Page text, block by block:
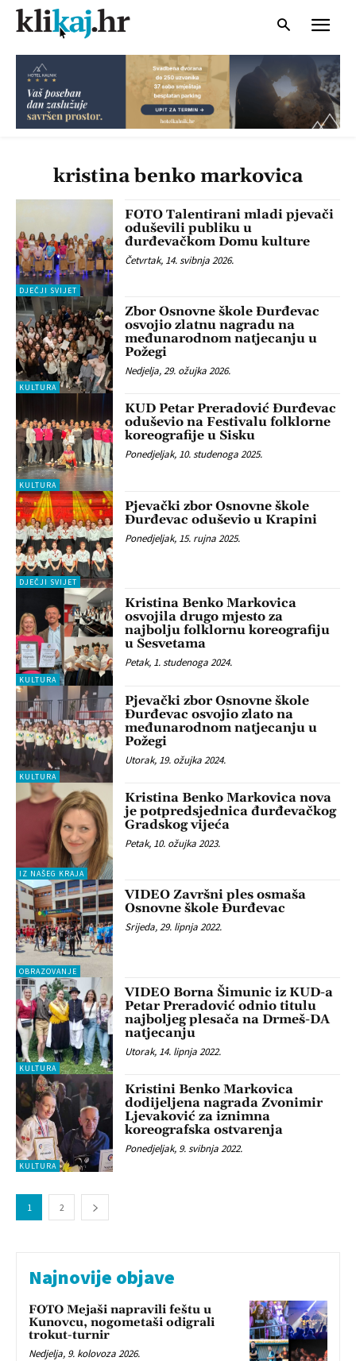
kristina benko markovica
DJEČJI SVIJET
FOTO Talentirani mladi pjevači
oduševili publiku u
đurđevačkom Domu kulture
Četvrtak, 14. svibnja 2026.
KULTURA
Zbor Osnovne škole Đurđevac
osvojio zlatnu nagradu na
međunarodnom natjecanju u
Požegi
Nedjelja, 29. ožujka 2026.
KULTURA
KUD Petar Preradović Đurđevac
oduševio na Festivalu folklorne
koreografije u Sisku
Ponedjeljak, 10. studenoga 2025.
DJEČJI SVIJET
Pjevački zbor Osnovne škole
Đurđevac oduševio u Krapini
Ponedjeljak, 15. rujna 2025.
KULTURA
Kristina Benko Markovica
osvojila drugo mjesto za
najbolju folklornu koreografiju
u Sesvetama
Petak, 1. studenoga 2024.
KULTURA
Pjevački zbor Osnovne škole
Đurđevac osvojio zlato na
međunarodnom natjecanju u
Požegi
Utorak, 19. ožujka 2024.
IZ NAŠEG KRAJA
Kristina Benko Markovica nova
je potpredsjednica đurđevačkog
Gradskog vijeća
Petak, 10. ožujka 2023.
OBRAZOVANJE
VIDEO Završni ples osmaša
Osnovne škole Đurđevac
Srijeda, 29. lipnja 2022.
KULTURA
VIDEO Borna Šimunic iz KUD-a
Petar Preradović odnio titulu
najboljeg plesača na Drmeš-DA
natjecanju
Utorak, 14. lipnja 2022.
KULTURA
Kristini Benko Markovica
dodijeljena nagrada Zvonimir
Ljevaković za iznimna
koreografska ostvarenja
Ponedjeljak, 9. svibnja 2022.
1 2
Najnovije objave
FOTO Mejaši napravili feštu u
Kunovcu, nogometaši odigrali
trokut-turnir
Nedjelja, 9. kolovoza 2026.